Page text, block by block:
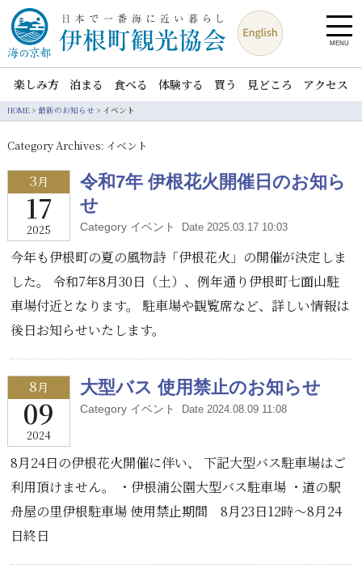
MENU
楽しみ方 泊まる 食べる 体験する 買う 見どころ アクセス
HOME> 最新のお知らせ > イベント
Category Archives: イベント
3月
17
2025
令和7年 伊根花火開催日のお知ら
せ
Category イベント Date 2025.03.17 10:03
今年も伊根町の夏の風物詩「伊根花火」の開催が決定しま
した。 令和7年8月30日（土）、例年通り伊根町七面山駐
車場付近となります。 駐車場や観覧席など、詳しい情報は
後日お知らせいたします。
8月
09
2024
大型バス 使用禁止のお知らせ
Category イベント Date 2024.08.09 11:08
8月24日の伊根花火開催に伴い、 下記大型バス駐車場はご
利用頂けません。 ・伊根浦公園大型バス駐車場 ・道の駅
舟屋の里伊根駐車場 使用禁止期間 8月23日12時～8月24
日終日